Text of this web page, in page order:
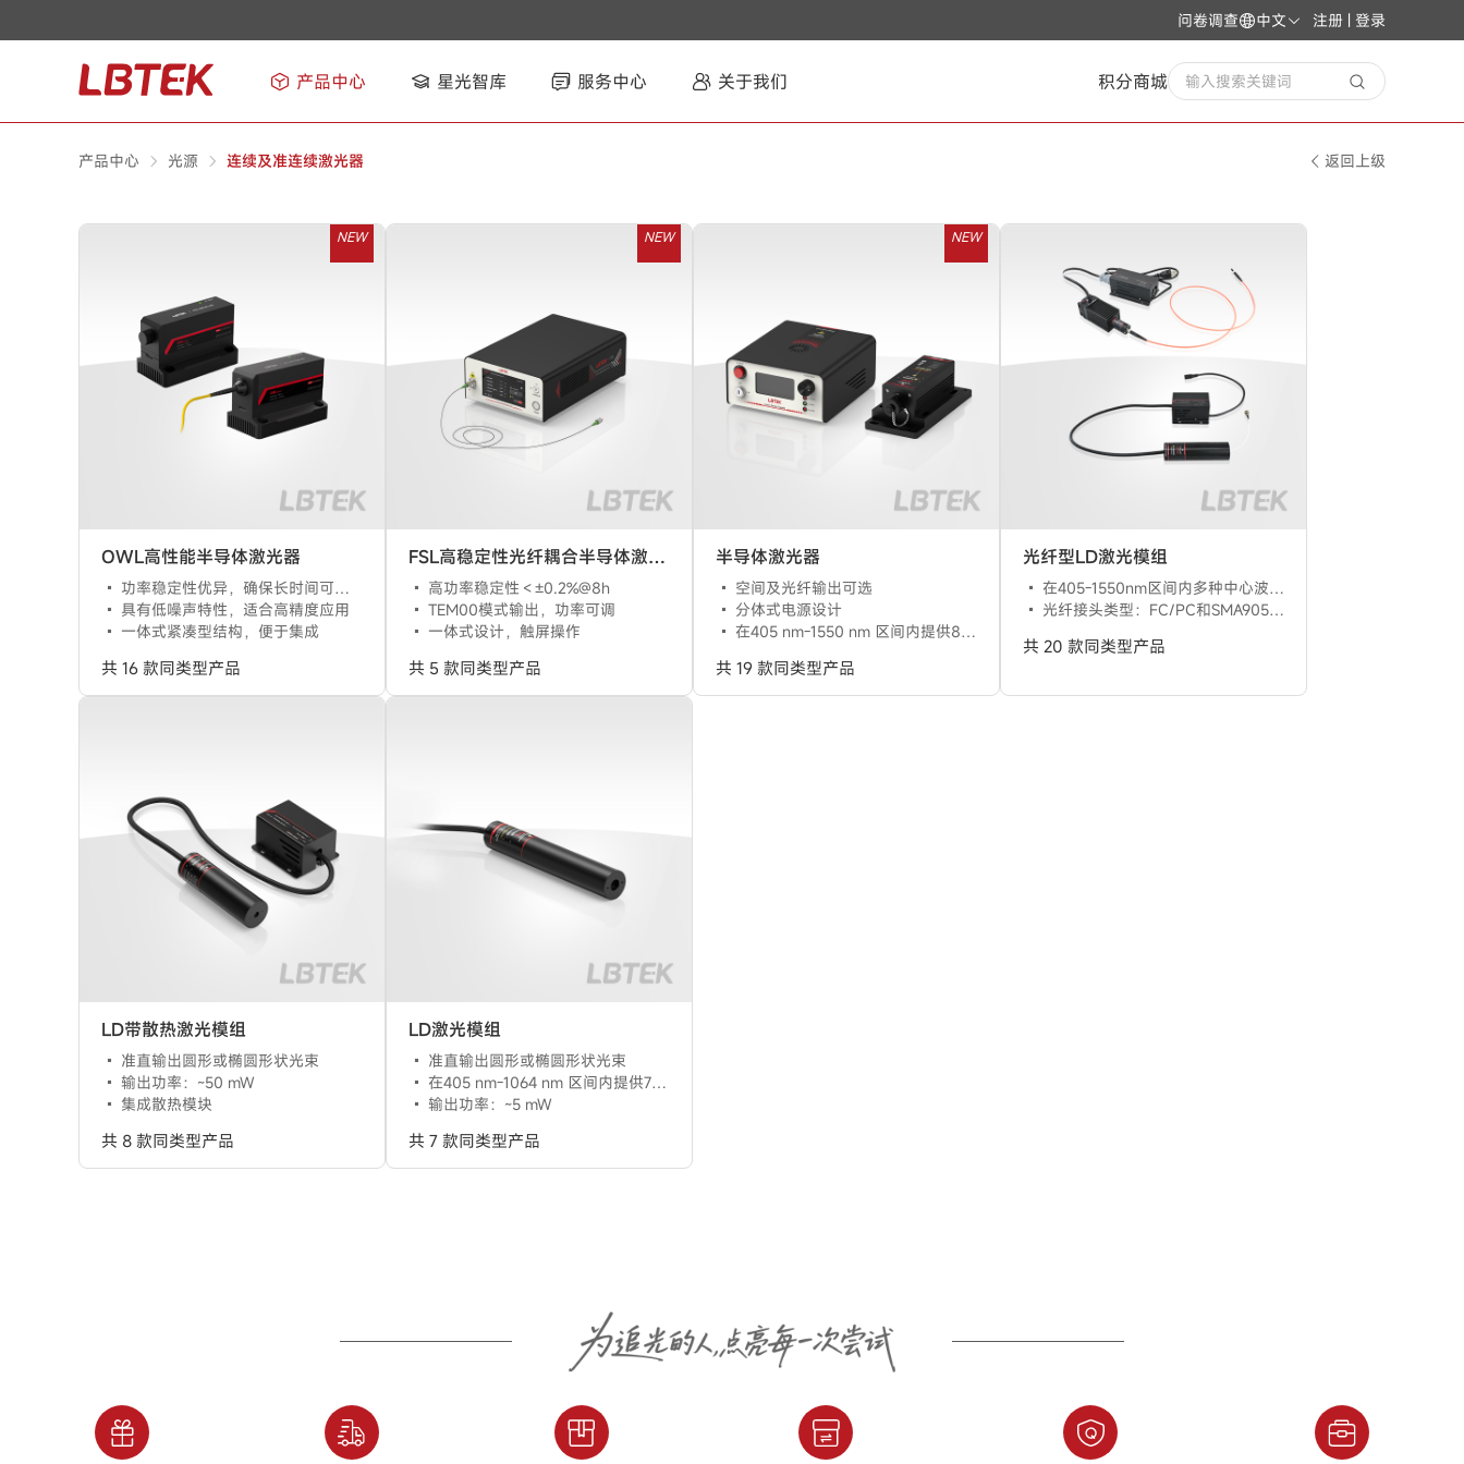
问卷调查 中文 注册 | 登录
产品中心 星光智库 服务中心 关于我们 积分商城 输入搜索关键词
产品中心 光源 连续及准连续激光器 返回上级
NEW
OWL高性能半导体激光器
功率稳定性优异，确保长时间可靠运行
具有低噪声特性，适合高精度应用
一体式紧凑型结构，便于集成
共 16 款同类型产品
NEW
FSL高稳定性光纤耦合半导体激光器
高功率稳定性＜±0.2%@8h
TEM00模式输出，功率可调
一体式设计，触屏操作
共 5 款同类型产品
NEW
半导体激光器
空间及光纤输出可选
分体式电源设计
在405 nm-1550 nm 区间内提供8种中心波长可选
共 19 款同类型产品
光纤型LD激光模组
在405-1550nm区间内多种中心波长可选
光纤接头类型：FC/PC和SMA905两种
共 20 款同类型产品
LD带散热激光模组
准直输出圆形或椭圆形状光束
输出功率：~50 mW
集成散热模块
共 8 款同类型产品
LD激光模组
准直输出圆形或椭圆形状光束
在405 nm-1064 nm 区间内提供7种中心波长可选
输出功率：~5 mW
共 7 款同类型产品